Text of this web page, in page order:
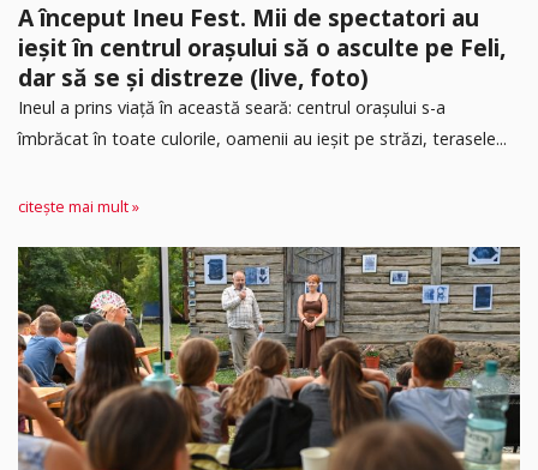
A început Ineu Fest. Mii de spectatori au
ieșit în centrul orașului să o asculte pe Feli,
dar să se și distreze (live, foto)
Ineul a prins viață în această seară: centrul orașului s-a
îmbrăcat în toate culorile, oamenii au ieșit pe străzi, terasele...
citește mai mult »